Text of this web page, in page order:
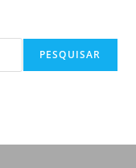
PESQUISAR